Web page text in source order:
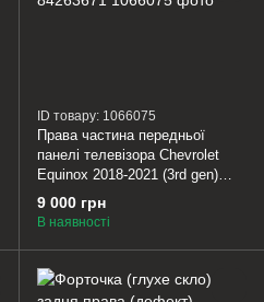
ID товару: 1066075
Права частина передньої
панелі телевізора Chevrolet
Equinox 2018-2021 (3rd gen)
84263671
9 000 грн
В наявності